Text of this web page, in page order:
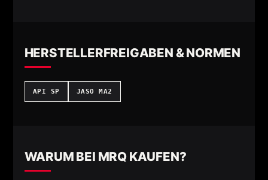
HERSTELLERFREIGABEN & NORMEN
API SP JASO MA2
WARUM BEI MRQ KAUFEN?